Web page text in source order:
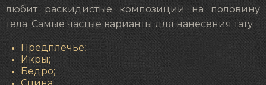
любит раскидистые композиции на половину
тела. Самые частые варианты для нанесения тату:
Предплечье;
Икры;
Бедро;